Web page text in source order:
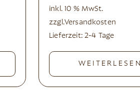
inkl. 10 % MwSt.
zzgl.Versandkosten
Lieferzeit: 2-4 Tage
WEITERLESEN